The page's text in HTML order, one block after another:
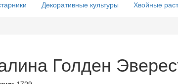
Декоративные культуры Хвойные
Голден